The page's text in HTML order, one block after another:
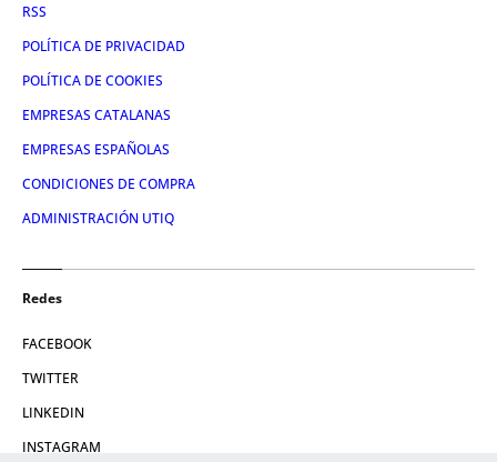
RSS
POLÍTICA DE PRIVACIDAD
POLÍTICA DE COOKIES
EMPRESAS CATALANAS
EMPRESAS ESPAÑOLAS
CONDICIONES DE COMPRA
ADMINISTRACIÓN UTIQ
Redes
FACEBOOK
TWITTER
LINKEDIN
INSTAGRAM